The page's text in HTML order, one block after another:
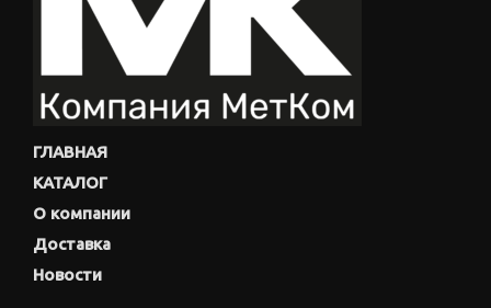
ГЛАВНАЯ
КАТАЛОГ
О компании
Доставка
Новости